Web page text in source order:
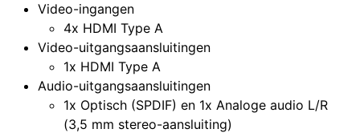
Video-ingangen
4x HDMI Type A
Video-uitgangsaansluitingen
1x HDMI Type A
Audio-uitgangsaansluitingen
1x Optisch (SPDIF) en 1x Analoge audio L/R
(3,5 mm stereo-aansluiting)